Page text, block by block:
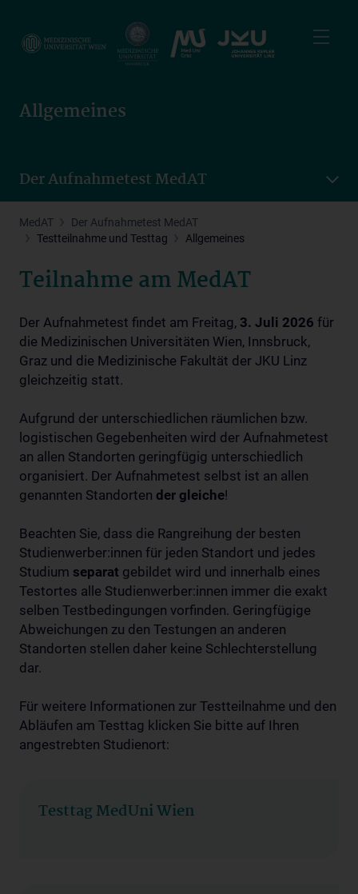
main
Allgemeines
Der Aufnahmetest MedAT
MedAT
Der Aufnahmetest MedAT
Testteilnahme und Testtag
Allgemeines
Teilnahme am MedAT
Der Aufnahmetest findet am Freitag, 3. Juli 2026 für
die Medizinischen Universitäten Wien, Innsbruck,
Graz und die Medizinische Fakultät der JKU Linz
gleichzeitig statt.
Aufgrund der unterschiedlichen räumlichen bzw.
logistischen Gegebenheiten wird der Aufnahmetest
an allen Standorten geringfügig unterschiedlich
organisiert. Der Aufnahmetest selbst ist an allen
genannten Standorten der gleiche!
Beachten Sie, dass die Rangreihung der besten
Studienwerber:innen für jeden Standort und jedes
Studium separat gebildet wird und innerhalb eines
Testortes alle Studienwerber:innen immer die exakt
selben Testbedingungen vorfinden. Geringfügige
Abweichungen zu den Testungen an anderen
Standorten stellen daher keine Schlechterstellung
dar.
Für weitere Informationen zur Testteilnahme und den
Abläufen am Testtag klicken Sie bitte auf Ihren
angestrebten Studienort:
Testtag MedUni Wien